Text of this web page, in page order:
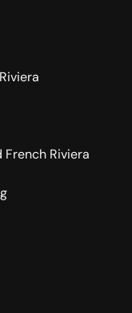
French Riviera